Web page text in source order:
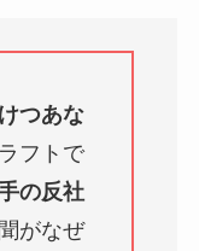
つあな
フトで
の反社
がなぜ